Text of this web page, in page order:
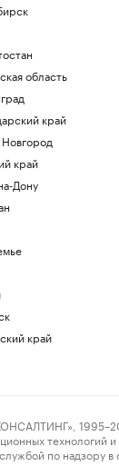
область
край
край
Дону
край
1995–2026.
технологий
по надзору